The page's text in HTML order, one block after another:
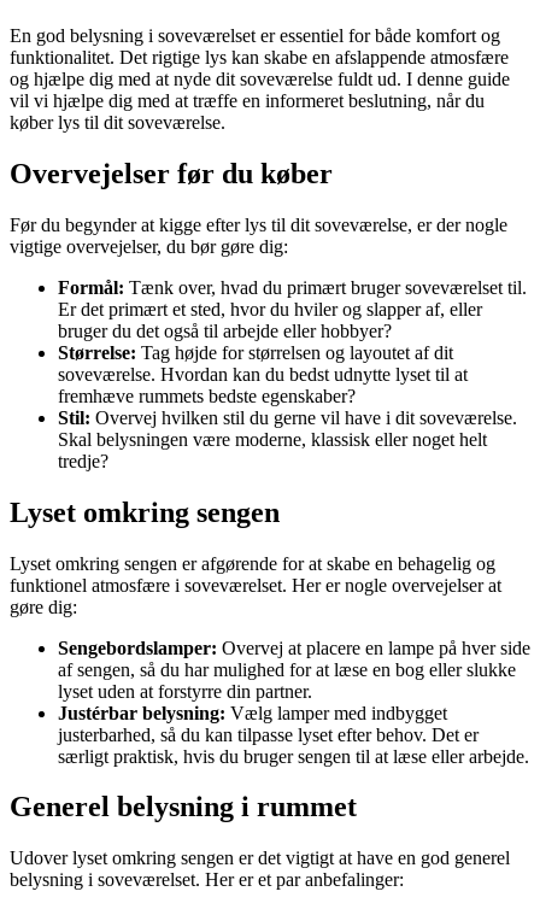
En god belysning i soveværelset er essentiel for både komfort og
funktionalitet. Det rigtige lys kan skabe en afslappende atmosfære
og hjælpe dig med at nyde dit soveværelse fuldt ud. I denne guide
vil vi hjælpe dig med at træffe en informeret beslutning, når du
køber lys til dit soveværelse.
Overvejelser før du køber
Før du begynder at kigge efter lys til dit soveværelse, er der nogle
vigtige overvejelser, du bør gøre dig:
Formål: Tænk over, hvad du primært bruger soveværelset til.
Er det primært et sted, hvor du hviler og slapper af, eller
bruger du det også til arbejde eller hobbyer?
Størrelse: Tag højde for størrelsen og layoutet af dit
soveværelse. Hvordan kan du bedst udnytte lyset til at
fremhæve rummets bedste egenskaber?
Stil: Overvej hvilken stil du gerne vil have i dit soveværelse.
Skal belysningen være moderne, klassisk eller noget helt
tredje?
Lyset omkring sengen
Lyset omkring sengen er afgørende for at skabe en behagelig og
funktionel atmosfære i soveværelset. Her er nogle overvejelser at
gøre dig:
Sengebordslamper: Overvej at placere en lampe på hver side
af sengen, så du har mulighed for at læse en bog eller slukke
lyset uden at forstyrre din partner.
Justérbar belysning: Vælg lamper med indbygget
justerbarhed, så du kan tilpasse lyset efter behov. Det er
særligt praktisk, hvis du bruger sengen til at læse eller arbejde.
Generel belysning i rummet
Udover lyset omkring sengen er det vigtigt at have en god generel
belysning i soveværelset. Her er et par anbefalinger: